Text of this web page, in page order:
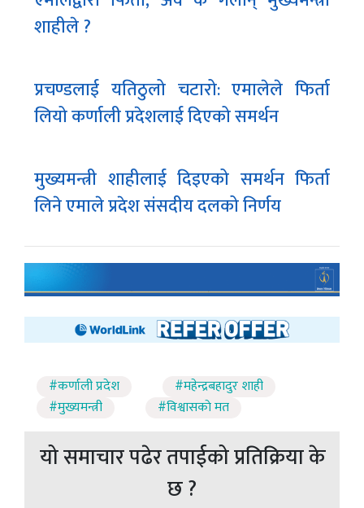
शाहीले ?
प्रचण्डलाई यतिठुलो चटारो: एमालेले फिर्ता
लियो कर्णाली प्रदेशलाई दिएको समर्थन
मुख्यमन्त्री शाहीलाई दिइएको समर्थन फिर्ता
लिने एमाले प्रदेश संसदीय दलको निर्णय
#कर्णाली प्रदेश
#महेन्द्रबहादुर शाही
#मुख्यमन्त्री
#विश्वासकाे मत
यो समाचार पढेर तपाईको प्रतिक्रिया के
छ ?